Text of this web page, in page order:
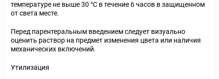
температуре не выше 30 °C в течение 6 часов в защищенном
от света месте.
Перед парентеральным введением следует визуально
оценить раствор на предмет изменения цвета или наличия
механических включений.
Утилизация